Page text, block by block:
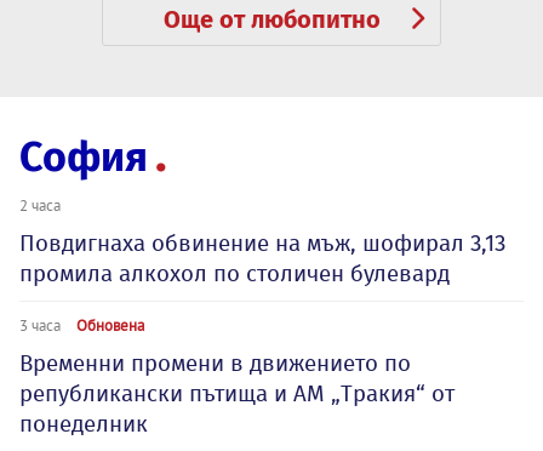
Още от любопитно
София
2 часа
Повдигнаха обвинение на мъж, шофирал 3,13
промила алкохол по столичен булевард
3 часа Обновена
Временни промени в движението по
републикански пътища и АМ „Тракия“ от
понеделник